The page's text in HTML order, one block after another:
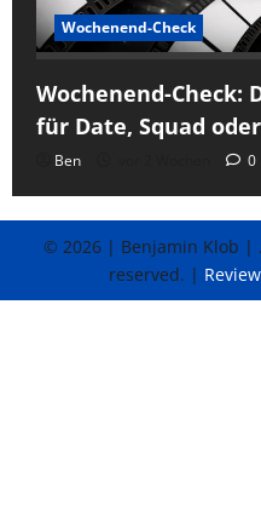
Wochenend-Check
Wochenend-Check:
für Date, Squad
Ben 0
© 2026 | Benjamin Klob |
reserved. |